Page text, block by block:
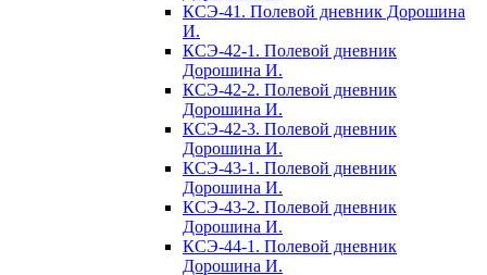
КСЭ-41. Полевой дневник Дорошина
И.
КСЭ-42-1. Полевой дневник
Дорошина И.
КСЭ-42-2. Полевой дневник
Дорошина И.
КСЭ-42-3. Полевой дневник
Дорошина И.
КСЭ-43-1. Полевой дневник
Дорошина И.
КСЭ-43-2. Полевой дневник
Дорошина И.
КСЭ-44-1. Полевой дневник
Дорошина И.